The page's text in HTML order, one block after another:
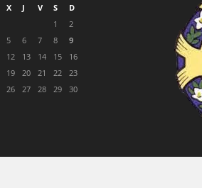
X J V S
D
1
2
5 6 7 8
9
12 13 14 15
16
19 20 21 22
23
26 27 28 29
30